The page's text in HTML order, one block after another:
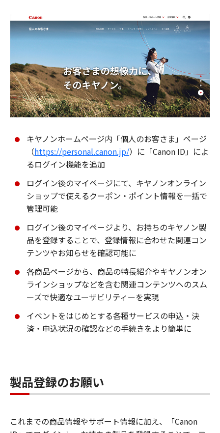
キヤノンホームページ内「個人のお客さま」ページ
（https://personal.canon.jp/）に「Canon ID」によ
るログイン機能を追加
ログイン後のマイページにて、キヤノンオンライン
ショップで使えるクーポン・ポイント情報を一括で
管理可能
ログイン後のマイページより、お持ちのキヤノン製
品を登録することで、登録情報に合わせた関連コン
テンツやお知らせを確認可能に
各商品ページから、商品の特長紹介やキヤノンオン
ラインショップなどを含む関連コンテンツへのスム
ーズで快適なユーザビリティーを実現
イベントをはじめとする各種サービスの申込・決
済・申込状況の確認などの手続きをより簡単に
製品登録のお願い
これまでの商品情報やサポート情報に加え、「Canon